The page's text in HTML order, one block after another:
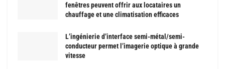
fenêtres peuvent offrir aux locataires un
chauffage et une climatisation efficaces
L’ingénierie d’interface semi-métal/semi-
conducteur permet l’imagerie optique à grande
vitesse